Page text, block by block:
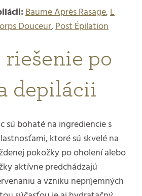
Baume Après Rasage,L
Douceur,Post Épilation
po
depilácii
sú bohaté na ingrediencie s
ktoré sú skvelé na
pokožky po oholení alebo
aktívne predchádzajú
a vzniku nepríjemných